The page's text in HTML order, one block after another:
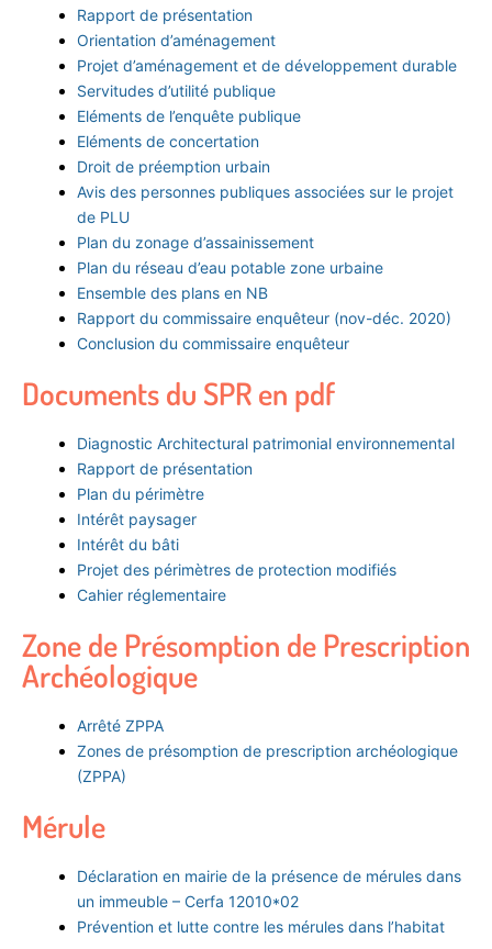
Rapport de présentation
Orientation d’aménagement
Projet d’aménagement et de développement durable
Servitudes d’utilité publique
Eléments de l’enquête publique
Eléments de concertation
Droit de préemption urbain
Avis des personnes publiques associées sur le projet
de PLU
Plan du zonage d’assainissement
Plan du réseau d’eau potable zone urbaine
Ensemble des plans en NB
Rapport du commissaire enquêteur (nov-déc. 2020)
Conclusion du commissaire enquêteur
Documents du SPR en pdf
Diagnostic Architectural patrimonial environnemental
Rapport de présentation
Plan du périmètre
Intérêt paysager
Intérêt du bâti
Projet des périmètres de protection modifiés
Cahier réglementaire
Zone de Présomption de Prescription
Archéologique
Arrêté ZPPA
Zones de présomption de prescription archéologique
(ZPPA)
Mérule
Déclaration en mairie de la présence de mérules dans
un immeuble – Cerfa 12010*02
Prévention et lutte contre les mérules dans l’habitat